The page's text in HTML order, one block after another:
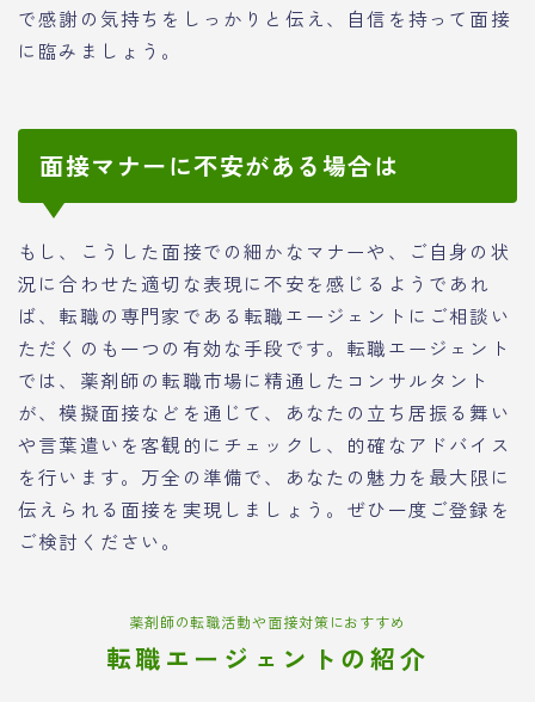
で感謝の気持ちをしっかりと伝え、自信を持って面接
に臨みましょう。
面接マナーに不安がある場合は
もし、こうした面接での細かなマナーや、ご自身の状
況に合わせた適切な表現に不安を感じるようであれ
ば、転職の専門家である転職エージェントにご相談い
ただくのも一つの有効な手段です。転職エージェント
では、薬剤師の転職市場に精通したコンサルタント
が、模擬面接などを通じて、あなたの立ち居振る舞い
や言葉遣いを客観的にチェックし、的確なアドバイス
を行います。万全の準備で、あなたの魅力を最大限に
伝えられる面接を実現しましょう。ぜひ一度ご登録を
ご検討ください。
薬剤師の転職活動や面接対策におすすめ
転職エージェントの紹介